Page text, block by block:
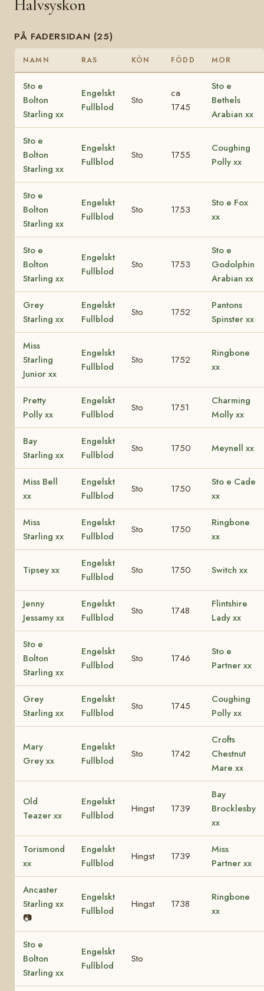
Halvsyskon
PÅ FADERSIDAN (25)
NAMN RAS KÖN FÖDD MOR
Sto e
Bolton
Starling xx
Engelskt
Fullblod
Sto
ca
1745
Sto e
Bethels
Arabian xx
Sto e
Bolton
Starling xx
Engelskt
Fullblod
Sto 1755
Coughing
Polly xx
Sto e
Bolton
Starling xx
Engelskt
Fullblod
Sto 1753
Sto e Fox
xx
Sto e
Bolton
Starling xx
Engelskt
Fullblod
Sto 1753
Sto e
Godolphin
Arabian xx
Grey
Starling xx
Engelskt
Fullblod
Sto 1752
Pantons
Spinster xx
Miss
Starling
Junior xx
Engelskt
Fullblod
Sto 1752
Ringbone
xx
Pretty
Polly xx
Engelskt
Fullblod
Sto 1751
Charming
Molly xx
Bay
Starling xx
Engelskt
Fullblod
Sto 1750 Meynell xx
Miss Bell
xx
Engelskt
Fullblod
Sto 1750
Sto e Cade
xx
Miss
Starling xx
Engelskt
Fullblod
Sto 1750
Ringbone
xx
Tipsey xx
Engelskt
Fullblod
Sto 1750 Switch xx
Jenny
Jessamy xx
Engelskt
Fullblod
Sto 1748
Flintshire
Lady xx
Sto e
Bolton
Starling xx
Engelskt
Fullblod
Sto 1746
Sto e
Partner xx
Grey
Starling xx
Engelskt
Fullblod
Sto 1745
Coughing
Polly xx
Mary
Grey xx
Engelskt
Fullblod
Sto 1742
Crofts
Chestnut
Mare xx
Old
Teazer xx
Engelskt
Fullblod
Hingst 1739
Bay
Brocklesby
xx
Torismond
xx
Engelskt
Fullblod
Hingst 1739
Miss
Partner xx
Ancaster
Starling xx
📷
Engelskt
Fullblod
Hingst 1738
Ringbone
xx
Sto e
Bolton
Starling xx
Engelskt
Fullblod
Sto